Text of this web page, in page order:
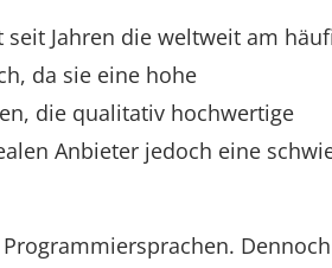
seit Jahren die weltweit am
da sie eine hohe
die qualitativ hochwertige
Anbieter jedoch eine